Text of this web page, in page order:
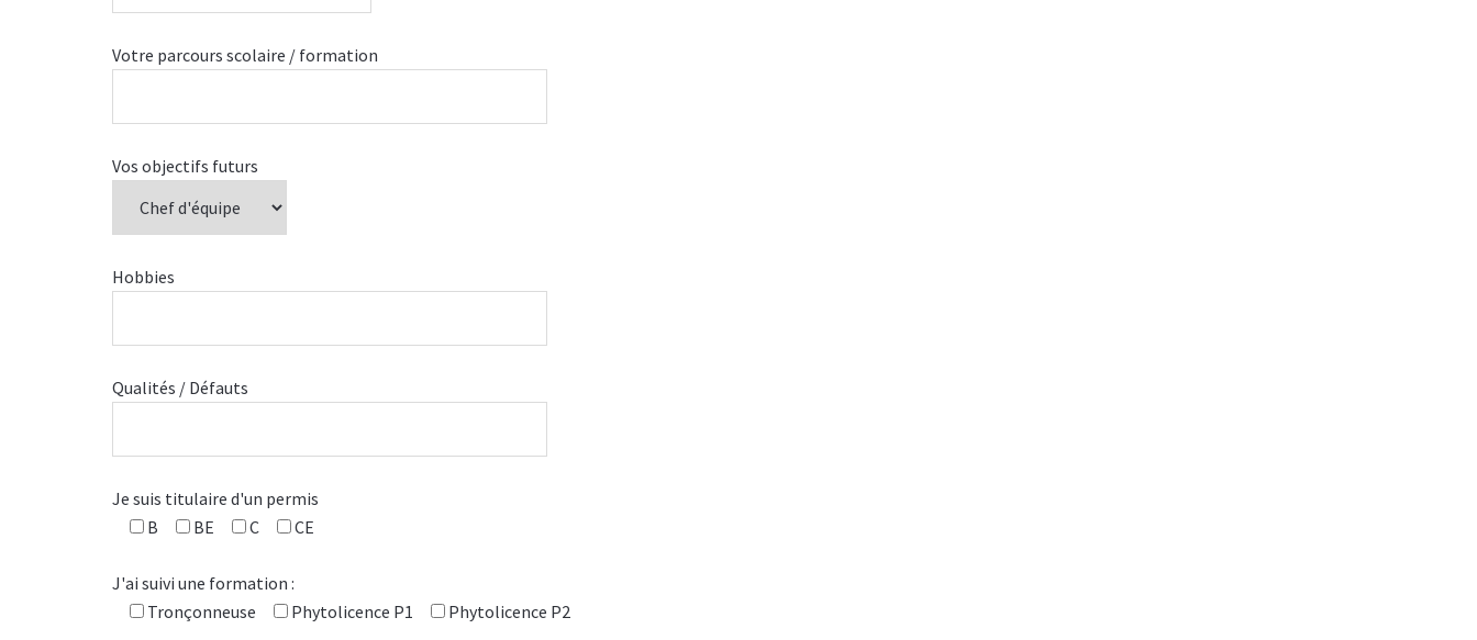
Votre parcours scolaire / formation
Vos objectifs futurs
Hobbies
Qualités / Défauts
Je suis titulaire d'un permis
B
BE C CE
J'ai suivi une formation :
Tronçonneuse
Phytolicence P1 Phytolicence P2